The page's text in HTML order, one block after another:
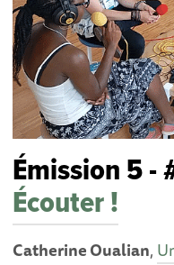
Émission 5 -
Écouter !
Catherine Oualian,